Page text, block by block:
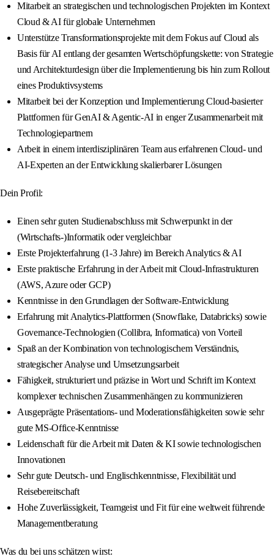
Mitarbeit an strategischen und technologischen Projekten im Kontext
Cloud & AI für globale Unternehmen
Unterstütze Transformationsprojekte mit dem Fokus auf Cloud als
Basis für AI entlang der gesamten Wertschöpfungskette: von Strategie
und Architekturdesign über die Implementierung bis hin zum Rollout
eines Produktivsystems
Mitarbeit bei der Konzeption und Implementierung Cloud-basierter
Plattformen für GenAI & Agentic-AI in enger Zusammenarbeit mit
Technologiepartnern
Arbeit in einem interdisziplinären Team aus erfahrenen Cloud- und
AI-Experten an der Entwicklung skalierbarer Lösungen
Dein Profil:
Einen sehr guten Studienabschluss mit Schwerpunkt in der
(Wirtschafts-)Informatik oder vergleichbar
Erste Projekterfahrung (1-3 Jahre) im Bereich Analytics & AI
Erste praktische Erfahrung in der Arbeit mit Cloud-Infrastrukturen
(AWS, Azure oder GCP)
Kenntnisse in den Grundlagen der Software-Entwicklung
Erfahrung mit Analytics-Plattformen (Snowflake, Databricks) sowie
Governance-Technologien (Collibra, Informatica) von Vorteil
Spaß an der Kombination von technologischem Verständnis,
strategischer Analyse und Umsetzungsarbeit
Fähigkeit, strukturiert und präzise in Wort und Schrift im Kontext
komplexer technischen Zusammenhängen zu kommunizieren
Ausgeprägte Präsentations- und Moderationsfähigkeiten sowie sehr
gute MS-Office-Kenntnisse
Leidenschaft für die Arbeit mit Daten & KI sowie technologischen
Innovationen
Sehr gute Deutsch- und Englischkenntnisse, Flexibilität und
Reisebereitschaft
Hohe Zuverlässigkeit, Teamgeist und Fit für eine weltweit führende
Managementberatung
Was du bei uns schätzen wirst: